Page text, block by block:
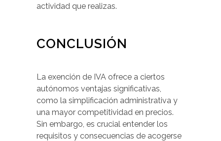
actividad que realizas.
CONCLUSIÓN
La exención de IVA ofrece a ciertos
autónomos ventajas significativas,
como la simplificación administrativa y
una mayor competitividad en precios.
Sin embargo, es crucial entender los
requisitos y consecuencias de acogerse